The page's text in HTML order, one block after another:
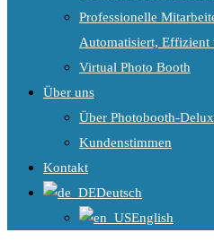
Professionelle
Automatisiert, Effizient
Virtual Photo Booth
Über uns
Über Photobooth-
Kundenstimmen
Kontakt
Deutsch
English